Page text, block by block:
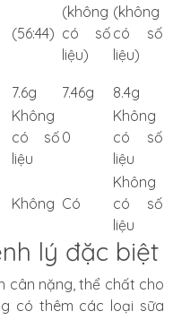
(56:44)
(không
có số
liệu)
(không
có số
liệu)
7.6g 7.46g
8.4g
Không
có số
liệu
0
Không
có số
liệu
Không Có
Không
có số
liệu
lý đặc biệt
cân nặng, thể chất cho
có thêm các loại sữa